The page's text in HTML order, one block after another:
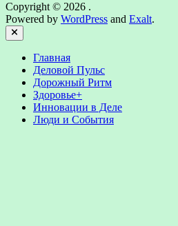
Copyright © 2026 .
Powered by WordPress and Exalt.
Close
Главная
Деловой Пульс
Дорожный Ритм
Здоровье+
Инновации в Деле
Люди и События